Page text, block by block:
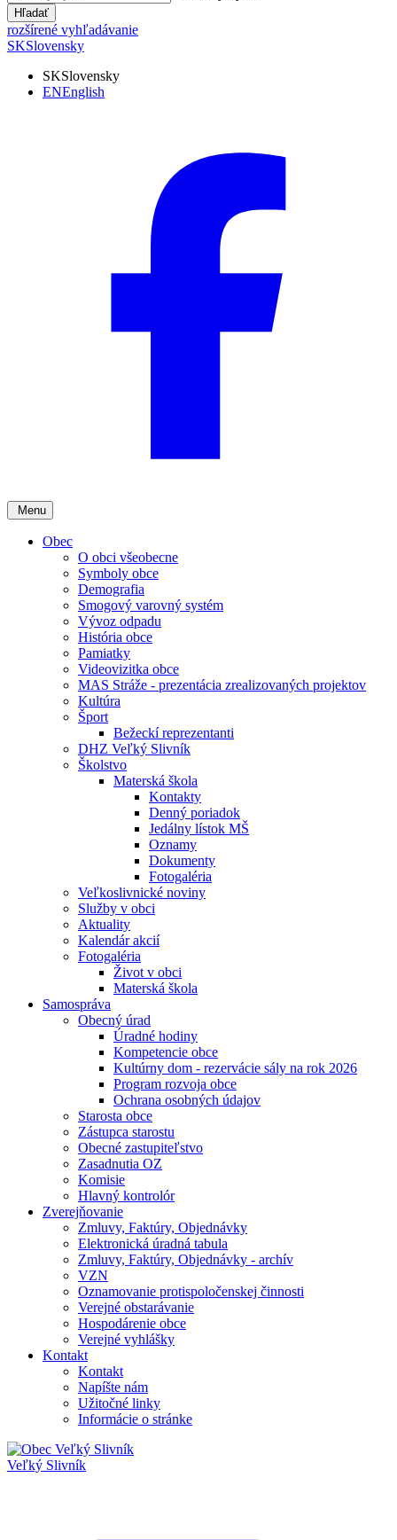
Hľadať
rozšírené vyhľadávanie
SKSlovensky
SKSlovensky
ENEnglish
Menu
Obec
O obci všeobecne
Symboly obce
Demografia
Smogový varovný systém
Vývoz odpadu
História obce
Pamiatky
Videovizitka obce
MAS Stráže - prezentácia zrealizovaných projektov
Kultúra
Šport
Bežeckí reprezentanti
DHZ Veľký Slivník
Školstvo
Materská škola
Kontakty
Denný poriadok
Jedálny lístok MŠ
Oznamy
Dokumenty
Fotogaléria
Veľkoslivnické noviny
Služby v obci
Aktuality
Kalendár akcií
Fotogaléria
Život v obci
Materská škola
Samospráva
Obecný úrad
Úradné hodiny
Kompetencie obce
Kultúrny dom - rezervácie sály na rok 2026
Program rozvoja obce
Ochrana osobných údajov
Starosta obce
Zástupca starostu
Obecné zastupiteľstvo
Zasadnutia OZ
Komisie
Hlavný kontrolór
Zverejňovanie
Zmluvy, Faktúry, Objednávky
Elektronická úradná tabula
Zmluvy, Faktúry, Objednávky - archív
VZN
Oznamovanie protispoločenskej činnosti
Verejné obstarávanie
Hospodárenie obce
Verejné vyhlášky
Kontakt
Kontakt
Napíšte nám
Užitočné linky
Informácie o stránke
Veľký Slivník